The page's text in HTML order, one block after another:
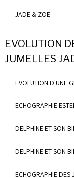
JADE & ZOE
EVOLUTION
JUMELLES
EVOLUTION D'UNE
ECHOGRAPHIE
DELPHINE ET SON
DELPHINE ET SON
ECHOGRAPHIE DES